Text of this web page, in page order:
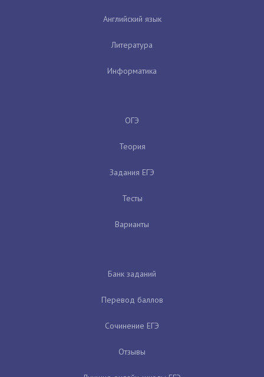
Английский язык
Литература
Информатика
ОГЭ
Теория
Задания ЕГЭ
Тесты
Варианты
Банк заданий
Перевод баллов
Сочинение ЕГЭ
Отзывы